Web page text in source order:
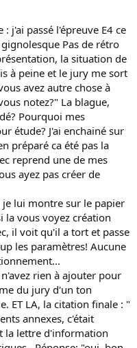
j'ai passé l'épreuve E4 ce
Pas de rétro
la situation de
à peine et le jury me sort
avez autre chose à
notez?" La blague,
Pourquoi mes
étude? J'ai enchainé sur
préparé ca été pas la
reprend une de mes
ayez pas créer de
je lui montre sur le papier
la vous voyez création
il voit qu'il a tort et passe
les paramètres! Aucune
rien à ajouter pour
du jury d'un ton
ET LA, la citation finale : "
annexes, c'était
la lettre d'information